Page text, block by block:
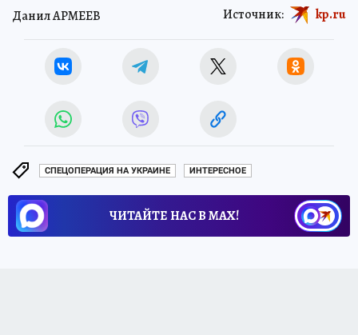
Данил АРМЕЕВ Источник: kp.ru
СПЕЦОПЕРАЦИЯ НА УКРАИНЕ ИНТЕРЕСНОЕ
ЧИТАЙТЕ НАС В МАХ!